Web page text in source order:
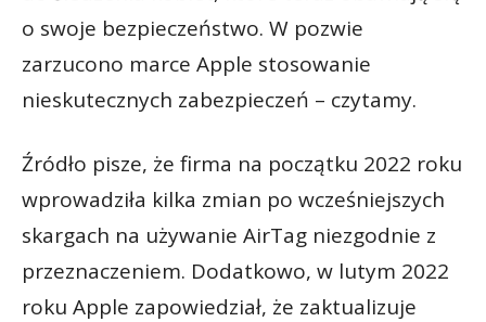
o swoje bezpieczeństwo. W pozwie
zarzucono marce Apple stosowanie
nieskutecznych zabezpieczeń – czytamy.
Źródło pisze, że firma na początku 2022 roku
wprowadziła kilka zmian po wcześniejszych
skargach na używanie AirTag niezgodnie z
przeznaczeniem. Dodatkowo, w lutym 2022
roku Apple zapowiedział, że zaktualizuje